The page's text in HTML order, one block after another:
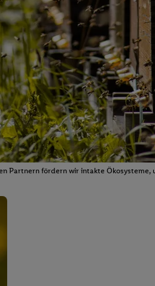
Partnern fördern wir intakte